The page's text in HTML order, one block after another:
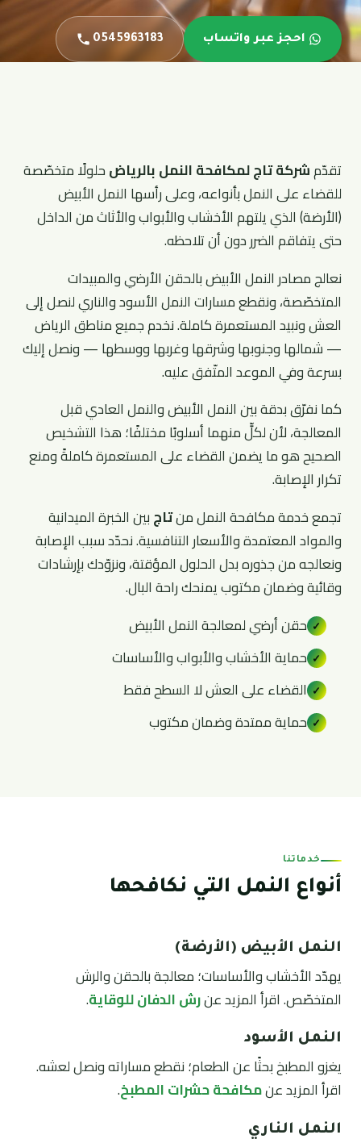
احجز عبر واتساب 0545963183
تقدّمشركة تاج لمكافحة النمل بالرياضحلولًا متخصّصة
للقضاء على النمل بأنواعه، وعلى رأسها النمل الأبيض
(الأرضة) الذي يلتهم الأخشاب والأبواب والأثاث من الداخل
حتى يتفاقم الضرر دون أن تلاحظه.
نعالج مصادر النمل الأبيض بالحقن الأرضي والمبيدات
المتخصّصة، ونقطع مسارات النمل الأسود والناري لنصل إلى
العش ونبيد المستعمرة كاملة. نخدم جميع مناطق الرياض
— شمالها وجنوبها وشرقها وغربها ووسطها — ونصل إليك
بسرعة وفي الموعد المتّفق عليه.
كما نفرّق بدقة بين النمل الأبيض والنمل العادي قبل
المعالجة، لأن لكلٍّ منهما أسلوبًا مختلفًا؛ هذا التشخيص
الصحيح هو ما يضمن القضاء على المستعمرة كاملةً ومنع
تكرار الإصابة.
تجمع خدمة مكافحة النمل منتاجبين الخبرة الميدانية
والمواد المعتمدة والأسعار التنافسية. نحدّد سبب الإصابة
ونعالجه من جذوره بدل الحلول المؤقتة، ونزوّدك بإرشادات
وقائية وضمان مكتوب يمنحك راحة البال.
✓ حقن أرضي لمعالجة النمل الأبيض
✓ حماية الأخشاب والأبواب والأساسات
✓ القضاء على العش لا السطح فقط
✓ حماية ممتدة وضمان مكتوب
خدماتنا
أنواع النمل التي نكافحها
النمل الأبيض (الأرضة)
يهدّد الأخشاب والأساسات؛ معالجة بالحقن والرش
المتخصّص. اقرأ المزيد عنرش الدفان للوقاية.
النمل الأسود
يغزو المطبخ بحثًا عن الطعام؛ نقطع مساراته ونصل لعشه.
اقرأ المزيد عنمكافحة حشرات المطبخ.
النمل الناري